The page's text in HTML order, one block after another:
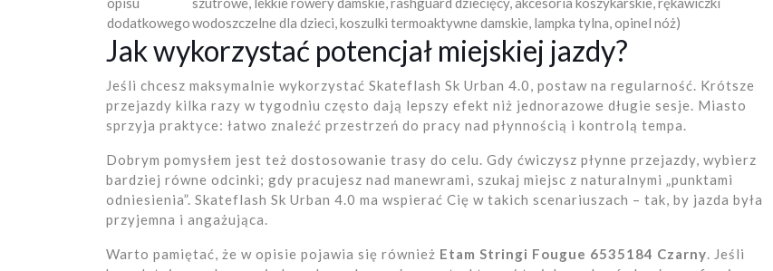
dodatkowegowodoszczelne dla dzieci, koszulki termoaktywne damskie, lampka tylna, opinel nóż)
Jak wykorzystać potencjał miejskiej jazdy?
Jeśli chcesz maksymalnie wykorzystać Skateflash Sk Urban 4.0, postaw na regularność. Krótsze
przejazdy kilka razy w tygodniu często dają lepszy efekt niż jednorazowe długie sesje. Miasto
sprzyja praktyce: łatwo znaleźć przestrzeń do pracy nad płynnością i kontrolą tempa.
Dobrym pomysłem jest też dostosowanie trasy do celu. Gdy ćwiczysz płynne przejazdy, wybierz
bardziej równe odcinki; gdy pracujesz nad manewrami, szukaj miejsc z naturalnymi „punktami
odniesienia”. Skateflash Sk Urban 4.0 ma wspierać Cię w takich scenariuszach – tak, by jazda była
przyjemna i angażująca.
Warto pamiętać, że w opisie pojawia się również Etam Stringi Fougue 6535184 Czarny. Jeśli